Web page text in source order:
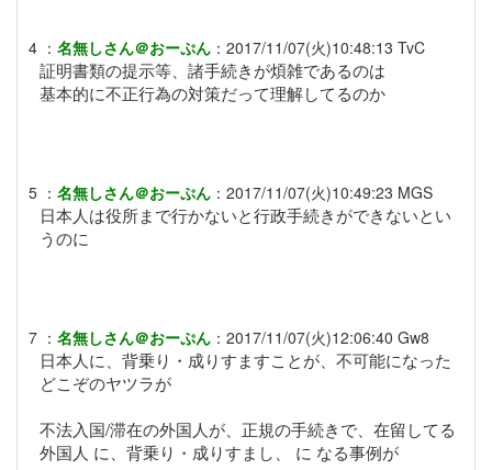
4 ： 名無しさん＠おーぷん ： 2017/11/07(火)10:48:13 TvC
証明書類の提示等、諸手続きが煩雑であるのは
基本的に不正行為の対策だって理解してるのか
5 ： 名無しさん＠おーぷん ： 2017/11/07(火)10:49:23 MGS
日本人は役所まで行かないと行政手続きができないとい
うのに
7 ： 名無しさん＠おーぷん ： 2017/11/07(火)12:06:40 Gw8
日本人に、背乗り・成りすますことが、不可能になった
どこぞのヤツラが
不法入国/滞在の外国人が、正規の手続きで、在留してる
外国人 に、背乗り・成りすまし、 に なる事例が